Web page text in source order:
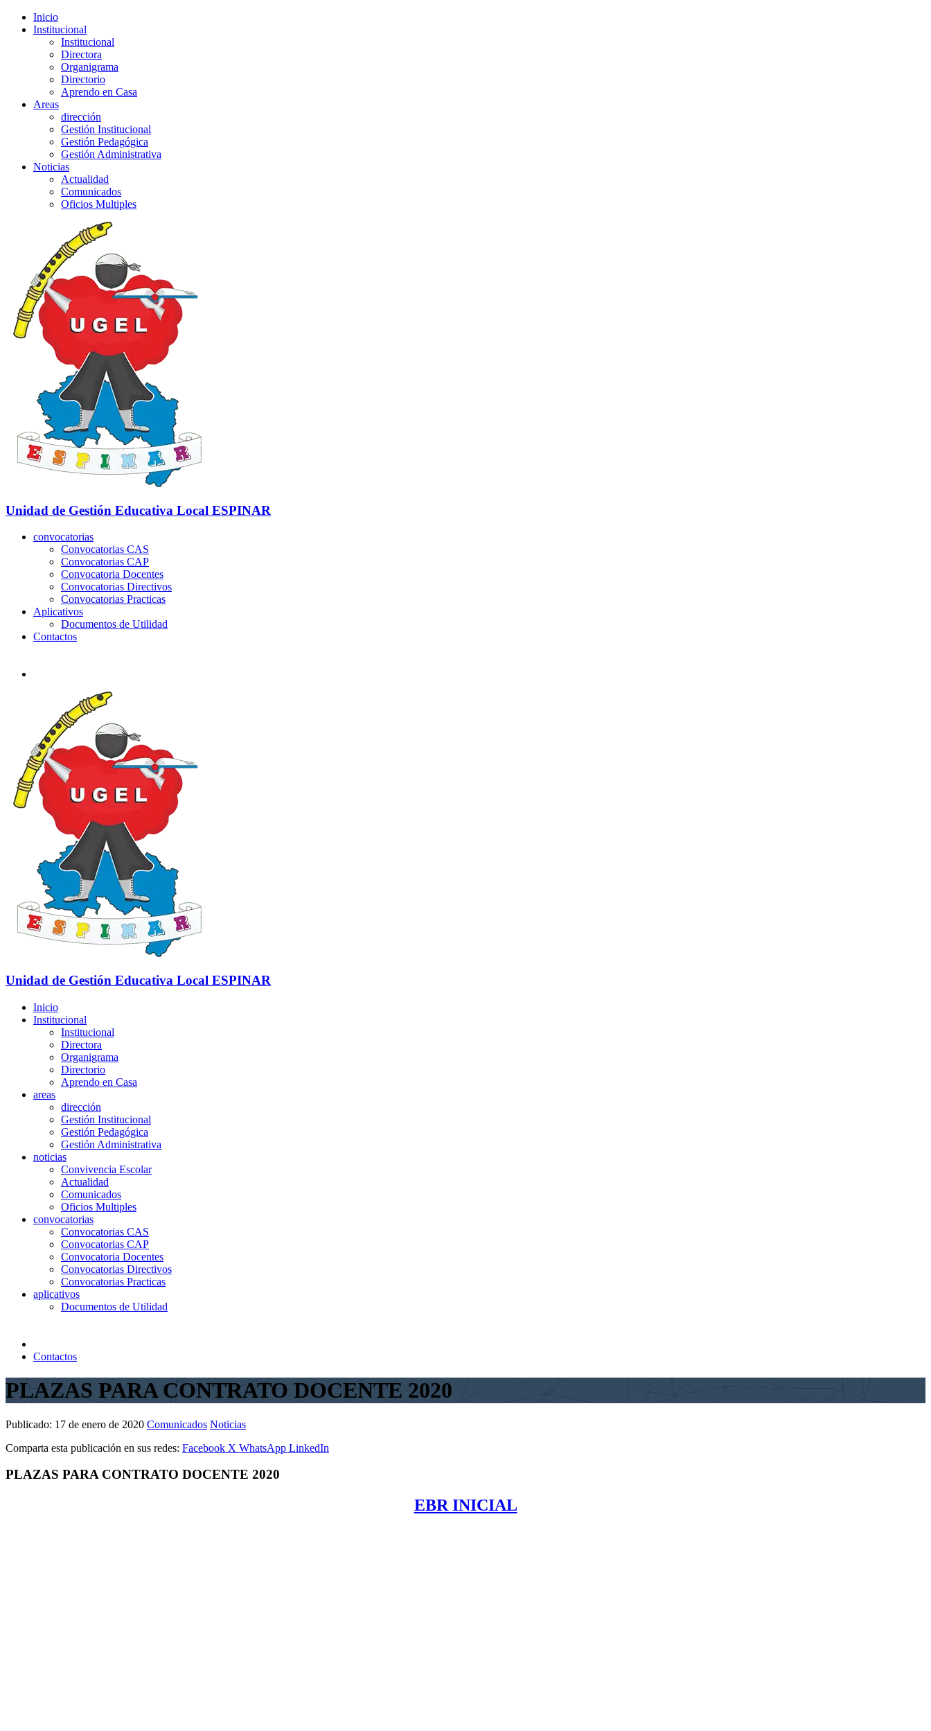
Inicio
Institucional
Institucional
Directora
Organigrama
Directorio
Aprendo en Casa
Areas
dirección
Gestión Institucional
Gestión Pedagógica
Gestión Administrativa
Noticias
Actualidad
Comunicados
Oficios Multiples
Unidad de Gestión Educativa Local ESPINAR
convocatorias
Convocatorias CAS
Convocatorias CAP
Convocatoria Docentes
Convocatorias Directivos
Convocatorias Practicas
Aplicativos
Documentos de Utilidad
Contactos
Unidad de Gestión Educativa Local ESPINAR
Inicio
Institucional
Institucional
Directora
Organigrama
Directorio
Aprendo en Casa
areas
dirección
Gestión Institucional
Gestión Pedagógica
Gestión Administrativa
noticias
Convivencia Escolar
Actualidad
Comunicados
Oficios Multiples
convocatorias
Convocatorias CAS
Convocatorias CAP
Convocatoria Docentes
Convocatorias Directivos
Convocatorias Practicas
aplicativos
Documentos de Utilidad
Contactos
PLAZAS PARA CONTRATO DOCENTE 2020
Publicado: 17 de enero de 2020 Comunicados Noticias
Comparta esta publicación en sus redes: Facebook X WhatsApp LinkedIn
PLAZAS PARA CONTRATO DOCENTE 2020
EBR INICIAL